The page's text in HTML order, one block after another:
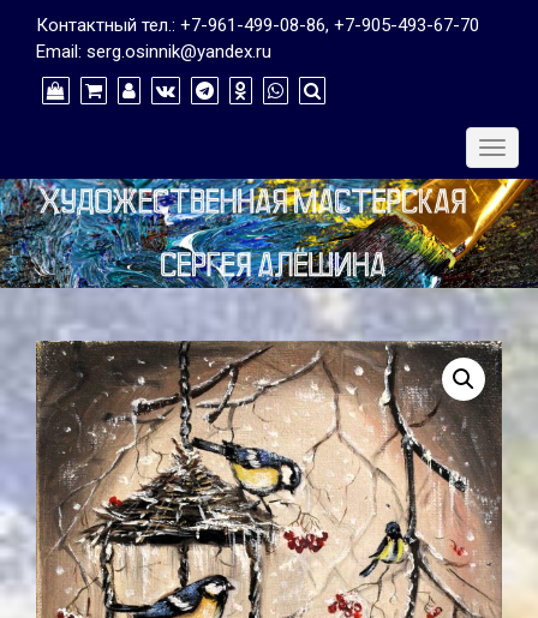
Контактный тел.: +7-961-499-08-86, +7-905-493-67-70
Email: serg.osinnik@yandex.ru